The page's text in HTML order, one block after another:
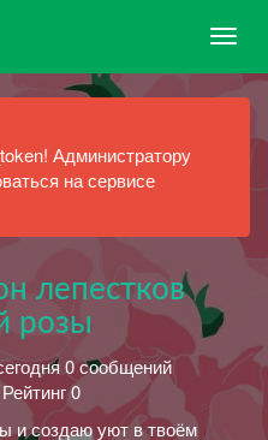
Администратору
на сервисе
лепестков
розы
0 сообщений
0
и создаю уют в твоём